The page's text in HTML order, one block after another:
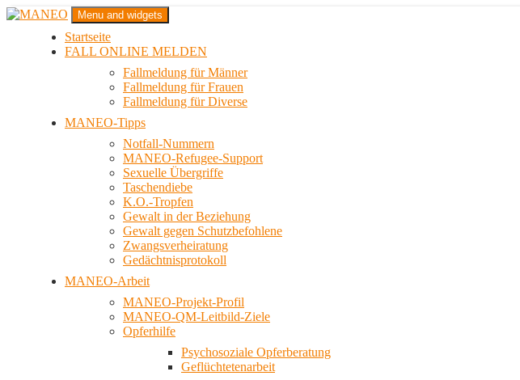
Zum
MANEO
Das schwule Anti-Gewalt-Projekt in Berlin
Menu and widgets
Startseite
FALL ONLINE MELDEN
Fallmeldung für Männer
Fallmeldung für Frauen
Fallmeldung für Diverse
MANEO-Tipps
Notfall-Nummern
MANEO-Refugee-Support
Sexuelle Übergriffe
Taschendiebe
K.O.-Tropfen
Gewalt in der Beziehung
Gewalt gegen Schutzbefohlene
Zwangsverheiratung
Gedächtnisprotokoll
MANEO-Arbeit
MANEO-Projekt-Profil
MANEO-QM-Leitbild-Ziele
Opferhilfe
Psychosoziale Opferberatung
Geflüchtetenarbeit